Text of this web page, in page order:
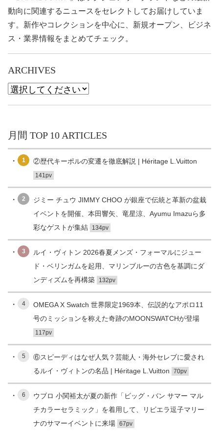
動向に関連するニュースをセレクトしてお届けしていま
す。新作やコレクションを中心に、新規オープン、ビジネ
ス・業界情報をまとめてチェック。
ARCHIVES
月間 TOP 10 ARTICLES
1 ②歴代キーポルの変遷を徹底解説 | Héritage L.Vuitton
141pv
2
ジミー チュウ JIMMY CHOO が銀座で伝統と革新の盆栽
イベントを開催、本田響矢、竜星涼、Ayumu Imazuら多
彩なゲストが集結
134pv
3
ルイ・ヴィトン 2026春夏メンズ・フォーマルにジュー
ド・ベリンガムを起用、マリンブルーの古色を基調にダ
ンディズムを再構築
132pv
4
OMEGA X Swatch 世界限定1969本、伝説的なアポロ11
号のミッションを称えた奇跡のMOONSWATCHが登場
117pv
5
⑥スピーディはなぜ人気？芸能人・海外セレブに愛され
るルイ・ヴィトンの名品 | Héritage L.Vuitton
70pv
6
ウブロ 小関裕太が夏の新作「ビッグ・バン サマー マル
チカラーセラミック」を着用して、リビエラ逗子マリー
ナのサマーイベントに来場 67pv